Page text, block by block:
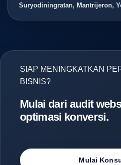
Suryodiningratan, Mantrijeron,
SIAP MENINGKATKAN
BISNIS?
Mulai dari audit
optimasi konversi.
Mulai